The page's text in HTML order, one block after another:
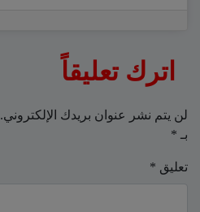
اترك تعليقاً
لن يتم نشر عنوان بريدك الإلكتروني.
بـ *
تعليق *